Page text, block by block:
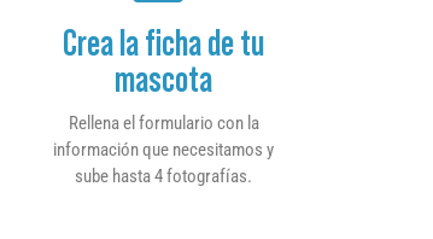
Crea la ficha de tu
mascota
Rellena el formulario con la
información que necesitamos y
sube hasta 4 fotografías.